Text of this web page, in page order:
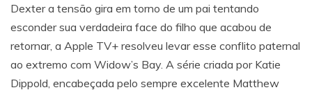
Dexter a tensão gira em torno de um pai tentando
esconder sua verdadeira face do filho que acabou de
retornar, a Apple TV+ resolveu levar esse conflito paternal
ao extremo com Widow’s Bay. A série criada por Katie
Dippold, encabeçada pelo sempre excelente Matthew